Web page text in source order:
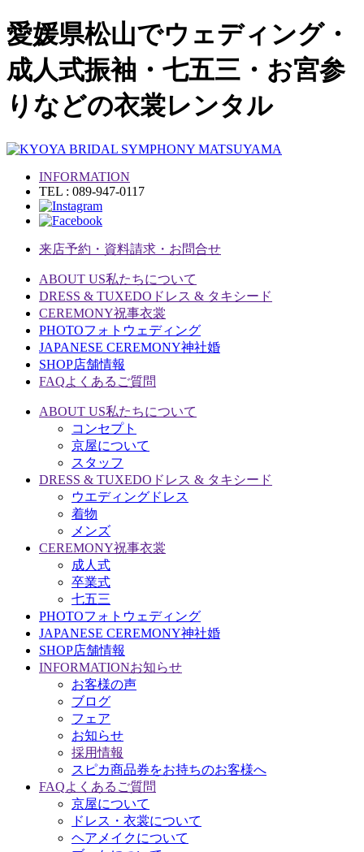
愛媛県松山でウェディング・
成人式振袖・七五三・お宮参
りなどの衣裳レンタル
INFORMATION
TEL : 089-947-0117
来店予約・資料請求・お問合せ
ABOUT US私たちについて
DRESS & TUXEDO ドレス & タキシード
CEREMONY祝事衣裳
PHOTOフォトウェディング
JAPANESE CEREMONY神社婚
SHOP店舗情報
FAQよくあるご質問
ABOUT US私たちについて
コンセプト
京屋について
スタッフ
DRESS & TUXEDO ドレス & タキシード
ウエディングドレス
着物
メンズ
CEREMONY祝事衣裳
成人式
卒業式
七五三
PHOTOフォトウェディング
JAPANESE CEREMONY神社婚
SHOP店舗情報
INFORMATIONお知らせ
お客様の声
ブログ
フェア
お知らせ
採用情報
スピカ商品券をお持ちのお客様へ
FAQよくあるご質問
京屋について
ドレス・衣裳について
ヘアメイクについて